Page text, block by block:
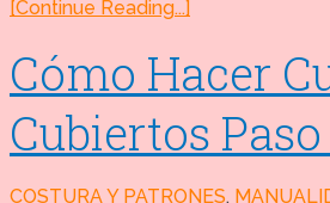
[Continue Reading...]
Cómo Hacer
Cubiertos
COSTURA Y PATRONES,